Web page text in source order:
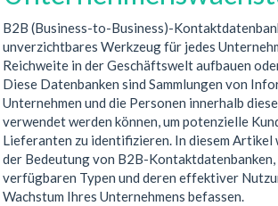
B2B (Business-to-Business)-
unverzichtbares Werkzeug für jedes
Reichweite in der Geschäftswelt aufbauen
Diese Datenbanken sind Sammlungen von
Unternehmen und die Personen innerhalb
verwendet werden können, um potenzielle
Lieferanten zu identifizieren. In diesem Artikel
der Bedeutung von B2B-Kontaktdatenbanken,
verfügbaren Typen und deren effektiver
Wachstum Ihres Unternehmens befassen.